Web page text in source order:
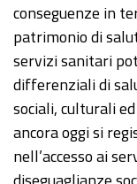
conseguenze in
patrimonio di
servizi sanitari
differenziali di
sociali, culturali
ancora oggi si
nell’accesso ai